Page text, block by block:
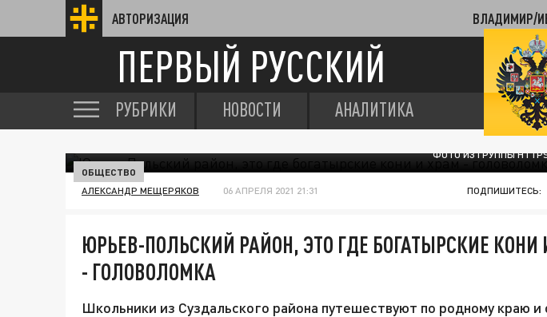
АВТОРИЗАЦИЯ ВЛАДИМИР/
ПЕРВЫЙ РУССКИЙ
РУБРИКИ НОВОСТИ АНАЛИТИКА
ФОТО ИЗ ГРУППЫ
ОБЩЕСТВО
АЛЕКСАНДР МЕЩЕРЯКОВ 06 АПРЕЛЯ 2021 21:31 ПОДПИШИТЕСЬ:
ЮРЬЕВ-ПОЛЬСКИЙ РАЙОН, ЭТО ГДЕ БОГАТЫРСКИЕ КОНИ
- ГОЛОВОЛОМКА
Школьники из Суздальского района путешествуют по родному краю